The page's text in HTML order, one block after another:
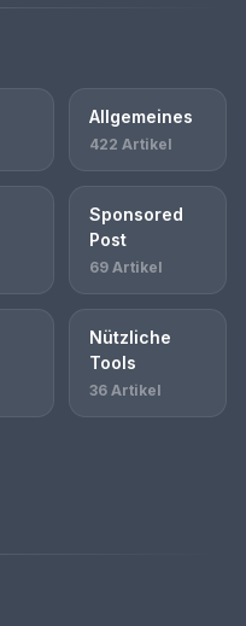
Allgemeines
422 Artikel
Sponsored
Post
69 Artikel
Nützliche
Tools
36 Artikel